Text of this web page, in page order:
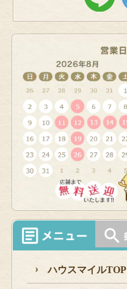
ハウスマイルTOP